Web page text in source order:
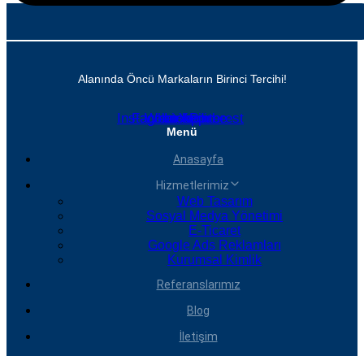
Alanında Öncü Markaların Birinci Tercihi!
Instagram
Facebook
Whatsapp
Linkedin
Youtube
Pinterest
Menü
Anasayfa
Hizmetlerimiz
Web Tasarım
Sosyal Medya Yönetimi
E-Ticaret
Google Ads Reklamları
Kurumsal Kimlik
Referanslarımız
Blog
İletişim